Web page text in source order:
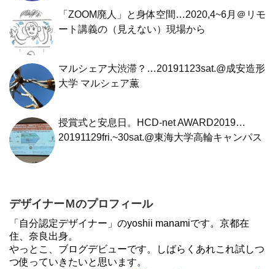
「ZOOM廃人」と身体空間…2020,4~6月＠リモ
ート講義の（見えない）現場から
マルシェア大渋滞？…20191123sat.@成安造形
大学 マルシェア薫
授賞式と安息日。HCD-net AWARD2019…
20191129fri.~30sat.@東海大学高輪キャンパス
デザイナーＭのプロフィール
「自分認定デザイナー」のyoshii manamiです。京都在
住、奈良出身。
やっとこ、ブログデビューです。しばらくあれこれ試しつ
つ使っていきたいと思います。